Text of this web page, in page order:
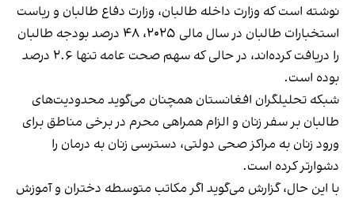
نوشته است که وزارت داخله طالبان، وزارت دفاع طالبان و ریاست
استخبارات طالبان در سال مالی ۲۰۲۵، ۴۸ درصد بودجه طالبان
را دریافت کرده‌اند، در حالی که سهم صحت عامه تنها ۲.۶ درصد
بوده است.
شبکه تحلیلگران افغانستان همچنان می‌گوید محدودیت‌های
طالبان بر سفر زنان و الزام همراهی محرم در برخی مناطق برای
ورود زنان به مراکز صحی دولتی، دسترسی زنان به درمان را
دشوارتر کرده است.
با این حال، گزارش می‌گوید اگر مکاتب متوسطه دختران و آموزش